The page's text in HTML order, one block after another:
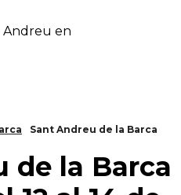
Sant Andreu de la Barca
de la Barca